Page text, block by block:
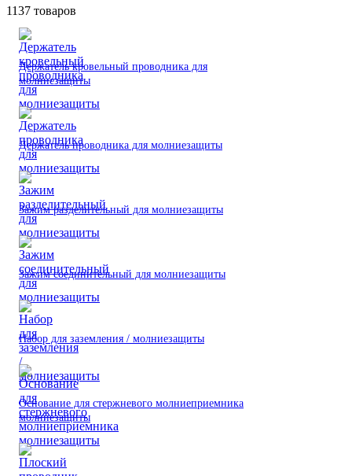
1137 товаров
Держатель кровельный проводника для
молниезащиты
Держатель проводника для молниезащиты
Зажим разделительный для молниезащиты
Зажим соединительный для молниезащиты
Набор для заземления / молниезащиты
Основание для стержневого молниеприемника
молниезащиты